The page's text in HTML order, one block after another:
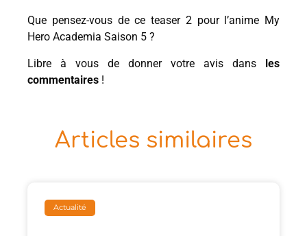
Que pensez-vous de ce teaser 2 pour l’anime My
Hero Academia Saison 5 ?
Libre à vous de donner votre avis dans les
commentaires !
Articles similaires
Actualité